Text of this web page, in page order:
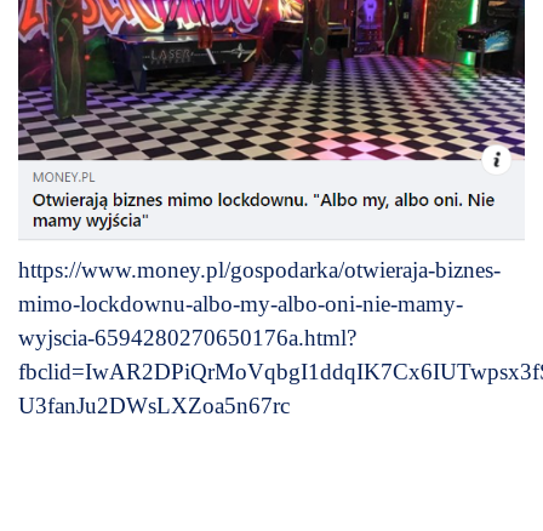
https://www.money.pl/gospodarka/otwieraja-biznes-
mimo-lockdownu-albo-my-albo-oni-nie-mamy-
wyjscia-6594280270650176a.html?
U3fanJu2DWsLXZoa5n67rc